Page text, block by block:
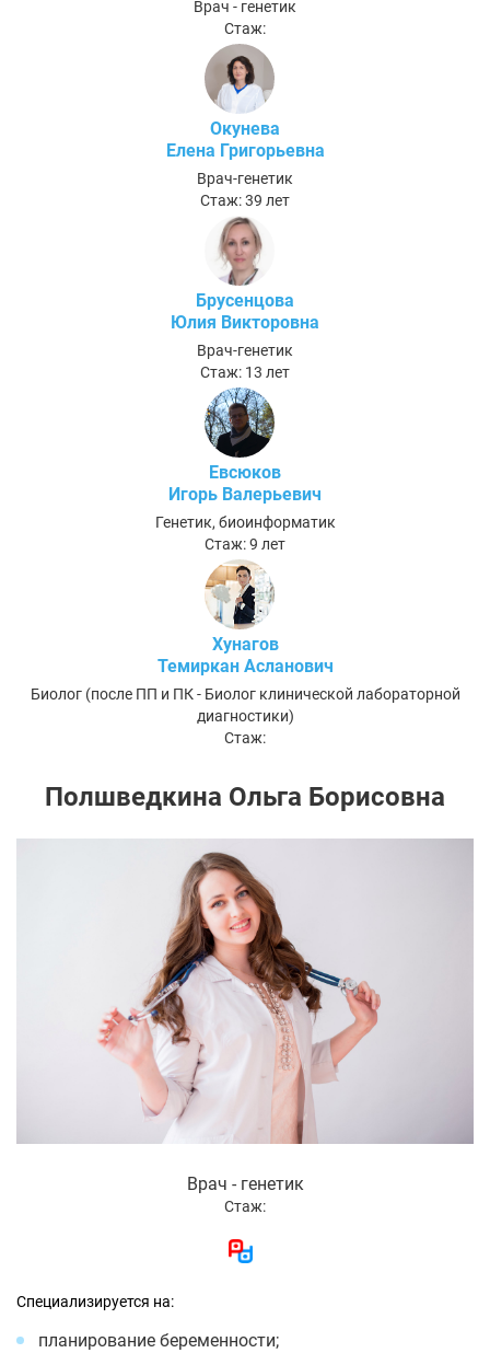
Врач - генетик
Стаж:
Окунева
Елена Григорьевна
Врач-генетик
Стаж: 39 лет
Брусенцова
Юлия Викторовна
Врач-генетик
Стаж: 13 лет
Евсюков
Игорь Валерьевич
Генетик, биоинформатик
Стаж: 9 лет
Хунагов
Темиркан Асланович
Биолог (после ПП и ПК - Биолог клинической лабораторной
диагностики)
Стаж:
Полшведкина Ольга Борисовна
Врач - генетик
Стаж:
Специализируется на:
планирование беременности;